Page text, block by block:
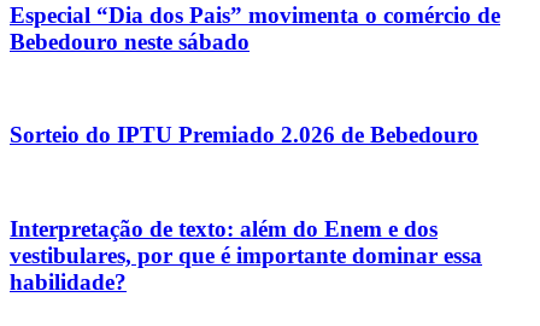
Especial “Dia dos Pais” movimenta o comércio de
Bebedouro neste sábado
Sorteio do IPTU Premiado 2.026 de Bebedouro
Interpretação de texto: além do Enem e dos
vestibulares, por que é importante dominar essa
habilidade?